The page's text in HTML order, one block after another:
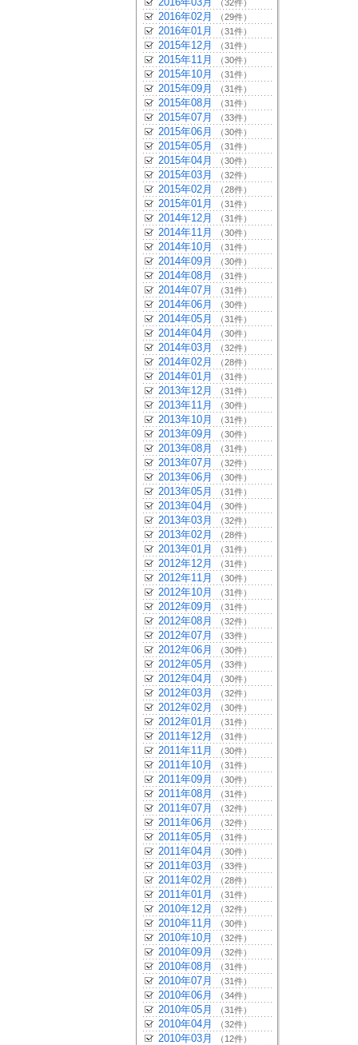
（32件）
2016年02月 （29件）
2016年01月 （31件）
2015年12月 （31件）
2015年11月 （30件）
2015年10月 （31件）
2015年09月 （31件）
2015年08月 （31件）
2015年07月 （33件）
2015年06月 （30件）
2015年05月 （31件）
2015年04月 （30件）
2015年03月 （32件）
2015年02月 （28件）
2015年01月 （31件）
2014年12月 （31件）
2014年11月 （30件）
2014年10月 （31件）
2014年09月 （30件）
2014年08月 （31件）
2014年07月 （31件）
2014年06月 （30件）
2014年05月 （31件）
2014年04月 （30件）
2014年03月 （32件）
2014年02月 （28件）
2014年01月 （31件）
2013年12月 （31件）
2013年11月 （30件）
2013年10月 （31件）
2013年09月 （30件）
2013年08月 （31件）
2013年07月 （32件）
2013年06月 （30件）
2013年05月 （31件）
2013年04月 （30件）
2013年03月 （32件）
2013年02月 （28件）
2013年01月 （31件）
2012年12月 （31件）
2012年11月 （30件）
2012年10月 （31件）
2012年09月 （31件）
2012年08月 （32件）
2012年07月 （33件）
2012年06月 （30件）
2012年05月 （33件）
2012年04月 （30件）
2012年03月 （32件）
2012年02月 （30件）
2012年01月 （31件）
2011年12月 （31件）
2011年11月 （30件）
2011年10月 （31件）
2011年09月 （30件）
2011年08月 （31件）
2011年07月 （32件）
2011年06月 （32件）
2011年05月 （31件）
2011年04月 （30件）
2011年03月 （33件）
2011年02月 （28件）
2011年01月 （31件）
2010年12月 （32件）
2010年11月 （30件）
2010年10月 （32件）
2010年09月 （32件）
2010年08月 （31件）
2010年07月 （31件）
2010年06月 （34件）
2010年05月 （31件）
2010年04月 （32件）
2010年03月 （12件）